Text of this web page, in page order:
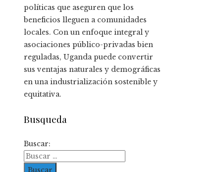
políticas que aseguren que los
beneficios lleguen a comunidades
locales. Con un enfoque integral y
asociaciones público-privadas bien
reguladas, Uganda puede convertir
sus ventajas naturales y demográficas
en una industrialización sostenible y
equitativa.
Busqueda
Buscar: